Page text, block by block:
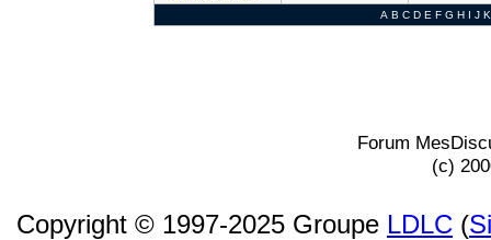
A B C D E F G H I J K
Forum
(c)
Copyright © 1997-2025 Groupe LDLC (